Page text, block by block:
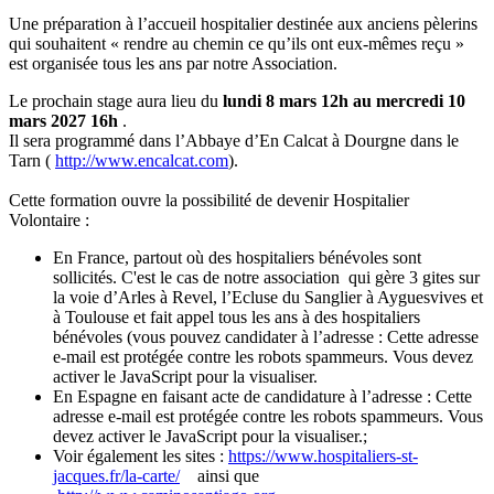
Une préparation à l’accueil hospitalier destinée aux anciens pèlerins
qui souhaitent « rendre au chemin ce qu’ils ont eux-mêmes reçu »
est organisée tous les ans par notre Association.
Le prochain stage aura lieu du lundi 8 mars 12h au mercredi 10
mars 2027 16h .
Il sera programmé dans l’Abbaye d’En Calcat à Dourgne dans le
Tarn ( http://www.encalcat.com).
Cette formation ouvre la possibilité de devenir Hospitalier
Volontaire :
En France, partout où des hospitaliers bénévoles sont
sollicités. C'est le cas de notre association qui gère 3 gites sur
la voie d’Arles à Revel, l’Ecluse du Sanglier à Ayguesvives et
à Toulouse et fait appel tous les ans à des hospitaliers
bénévoles (vous pouvez candidater à l’adresse : Cette adresse
e-mail est protégée contre les robots spammeurs. Vous devez
activer le JavaScript pour la visualiser.
En Espagne en faisant acte de candidature à l’adresse : Cette
adresse e-mail est protégée contre les robots spammeurs. Vous
devez activer le JavaScript pour la visualiser.;
Voir également les sites : https://www.hospitaliers-st-
jacques.fr/la-carte/ainsi que